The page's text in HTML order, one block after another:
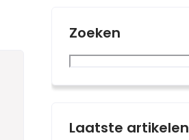
Zoeken
Laatste artikelen